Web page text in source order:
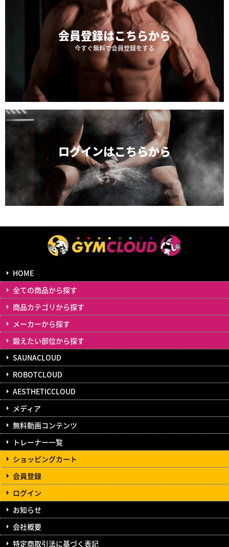
会員登録はこちらから
今すぐ無料で会員登録をする
ログインはこちらから
HOME
全ての商品から探す
商品カテゴリから探す
メーカーから探す
鍛えたい部位から探す
SAUNACLOUD
ROBOTCLOUD
AESTHETICCLOUD
メディア
無料動画コンテンツ
トレーナー一覧
ショッピングカート
会員登録
ログイン
お知らせ
会社概要
特定商取引法に基づく表記